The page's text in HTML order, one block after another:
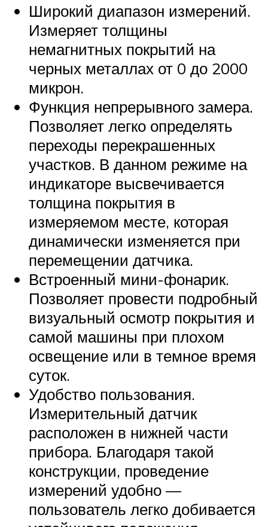
Широкий диапазон измерений.
Измеряет толщины
немагнитных покрытий на
черных металлах от 0 до 2000
микрон.
Функция непрерывного замера.
Позволяет легко определять
переходы перекрашенных
участков. В данном режиме на
индикаторе высвечивается
толщина покрытия в
измеряемом месте, которая
динамически изменяется при
перемещении датчика.
Встроенный мини-фонарик.
Позволяет провести подробный
визуальный осмотр покрытия и
самой машины при плохом
освещение или в темное время
суток.
Удобство пользования.
Измерительный датчик
расположен в нижней части
прибора. Благодаря такой
конструкции, проведение
измерений удобно —
пользователь легко добивается